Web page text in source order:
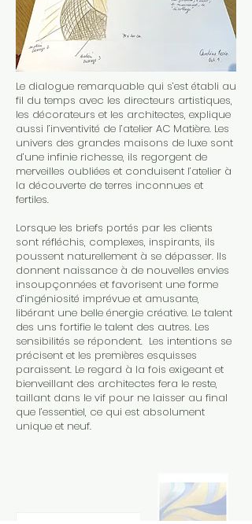
Le dialogue remarquable qui s’est établi au
fil du temps avec les directeurs artistiques,
les décorateurs et les architectes, explique
aussi l’inventivité de l’atelier AC Matière. Les
univers des grandes maisons de luxe sont
d’une infinie richesse, ils regorgent de
merveilles oubliées et conduisent l’atelier à
la découverte de terres inconnues et
fertiles.
Lorsque les briefs portés par les clients
sont réfléchis, complexes, inspirants, ils
poussent naturellement à se dépasser. Ils
donnent naissance à de nouvelles envies
insoupçonnées et favorisent une forme
d’ingéniosité imprévue et amusante,
libérant une belle énergie créative. Le talent
des uns fortifie le talent des autres. Les
sensibilités se répondent. Les intentions se
précisent et les premières esquisses
paraissent. Le regard à la fois exigeant et
bienveillant des architectes fera le reste,
taillant dans le vif pour ne laisser au final
que l’essentiel, ce qui est absolument
unique et neuf.